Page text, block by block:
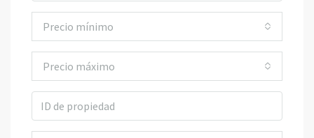
Precio mínimo
Precio máximo